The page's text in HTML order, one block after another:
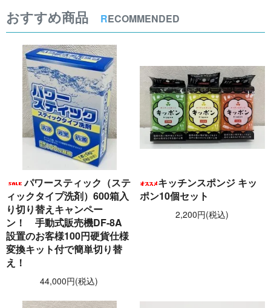
おすすめ商品 RECOMMENDED
パワースティック（ステ
ィックタイプ洗剤）600箱入
り切り替えキャンペー
ン！ 手動式販売機DF-8A
設置のお客様100円硬貨仕様
変換キット付で簡単切り替
え！
44,000円(税込)
キッチンスポンジ キッ
ポン10個セット
2,200円(税込)